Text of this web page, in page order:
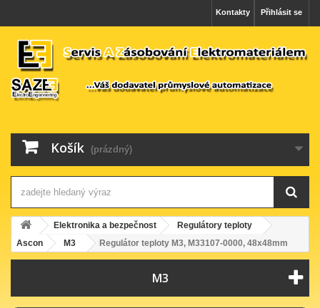
Přihlásit se
Kontakty
Košík (prázdný)
Elektronika a bezpečnost
Regulátory teploty
Ascon
M3 Regulátor teploty M3, M33107-0000, 48x48mm
M3